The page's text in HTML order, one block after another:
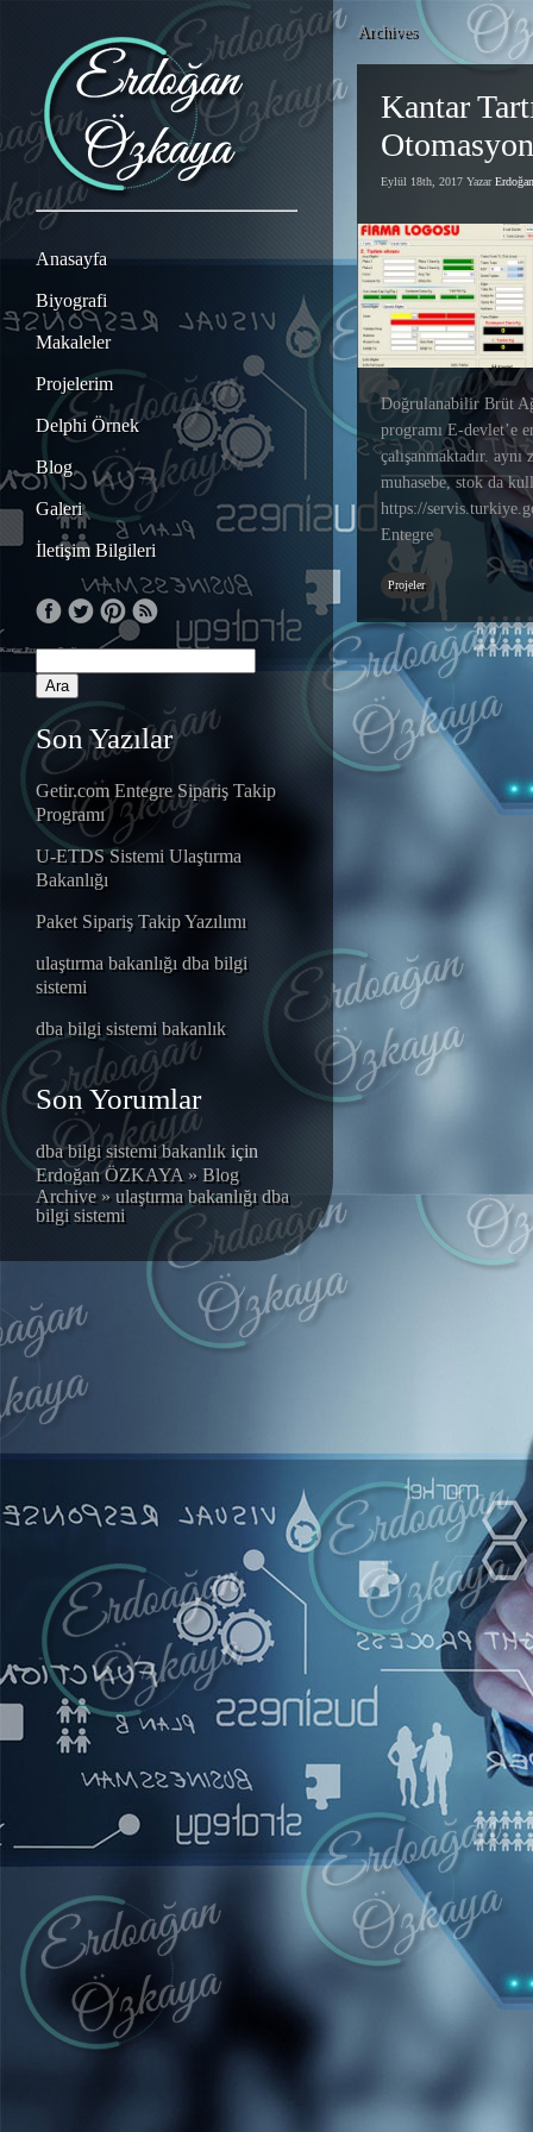
Anasayfa
Biyografi
Makaleler
Projelerim
Delphi Örnek
Blog
Galeri
İletişim Bilgileri
Son Yazılar
Getir.com Entegre Sipariş Takip
Programı
U-ETDS Sistemi Ulaştırma
Bakanlığı
Paket Sipariş Takip Yazılımı
ulaştırma bakanlığı dba bilgi
sistemi
dba bilgi sistemi bakanlık
Son Yorumlar
dba bilgi sistemi bakanlıkiçin
Erdoğan ÖZKAYA » Blog
Archive » ulaştırma bakanlığı dba
bilgi sistemi
Archives
Kantar
Eylül 18th, 2017 Yazar
Doğrulanabilir Brüt
programı E-devlet’e
çalışanmaktadır. aynı
muhasebe, stok da
https://
Entegre
Projeler
Kantar Programı Tır Kantarı